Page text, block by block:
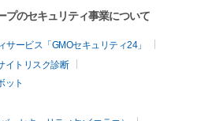
プのセキュリティ事業について
ービス「GMOセキュリティ24」
イトリスク診断
ット